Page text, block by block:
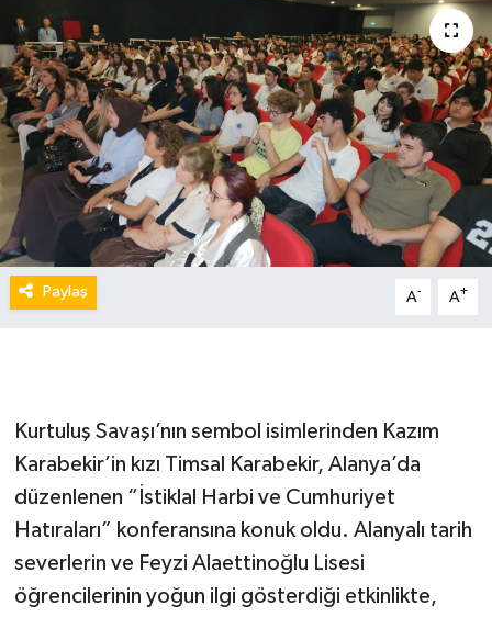
Paylaş A- A+
Kurtuluş Savaşı’nın sembol isimlerinden Kazım
Karabekir’in kızı Timsal Karabekir, Alanya’da
düzenlenen “İstiklal Harbi ve Cumhuriyet
Hatıraları” konferansına konuk oldu. Alanyalı tarih
severlerin ve Feyzi Alaettinoğlu Lisesi
öğrencilerinin yoğun ilgi gösterdiği etkinlikte,